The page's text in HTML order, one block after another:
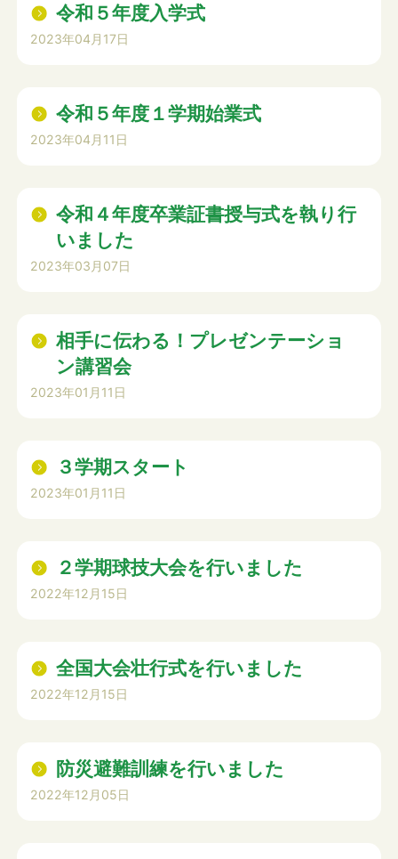
令和５年度入学式
2023年04月17日
令和５年度１学期始業式
2023年04月11日
令和４年度卒業証書授与式を執り行
いました
2023年03月07日
相手に伝わる！プレゼンテーショ
ン講習会
2023年01月11日
３学期スタート
2023年01月11日
２学期球技大会を行いました
2022年12月15日
全国大会壮行式を行いました
2022年12月15日
防災避難訓練を行いました
2022年12月05日